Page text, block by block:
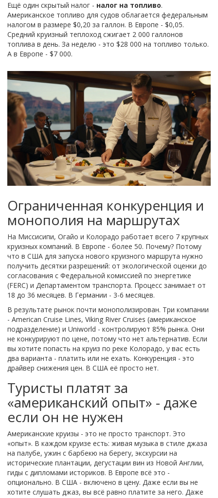
Ещё один скрытый налог - налог на топливо.
Американское топливо для судов облагается федеральным
налогом в размере $0,20 за галлон. В Европе - $0,05.
Средний круизный теплоход сжигает 2 000 галлонов
топлива в день. За неделю - это $28 000 на топливо только.
А в Европе - $7 000.
Ограниченная конкуренция и
монополия на маршрутах
На Миссисипи, Огайо и Колорадо работает всего 7 крупных
круизных компаний. В Европе - более 50. Почему? Потому
что в США для запуска нового круизного маршрута нужно
получить десятки разрешений: от экологической оценки до
согласования с Федеральной комиссией по энергетике
(FERC) и Департаментом транспорта. Процесс занимает от
18 до 36 месяцев. В Германии - 3-6 месяцев.
В результате рынок почти монополизирован. Три компании
- American Cruise Lines, Viking River Cruises (американское
подразделение) и Uniworld - контролируют 85% рынка. Они
не конкурируют по цене, потому что нет альтернатив. Если
вы хотите попасть на круиз по реке Колорадо, у вас есть
два варианта - платить или не ехать. Конкуренция - это
драйвер снижения цен. В США её просто нет.
Туристы платят за
«американский опыт» - даже
если он не нужен
Американские круизы - это не просто транспорт. Это
«опыт». В каждом круизе есть: живая музыка в стиле джаза
на палубе, ужин с барбекю на берегу, экскурсии на
исторические плантации, дегустации вин из Новой Англии,
гиды с дипломами историков. В Европе всё это -
опционально. В США - включено в цену. Даже если вы не
хотите слушать джаз, вы всё равно платите за него. Даже